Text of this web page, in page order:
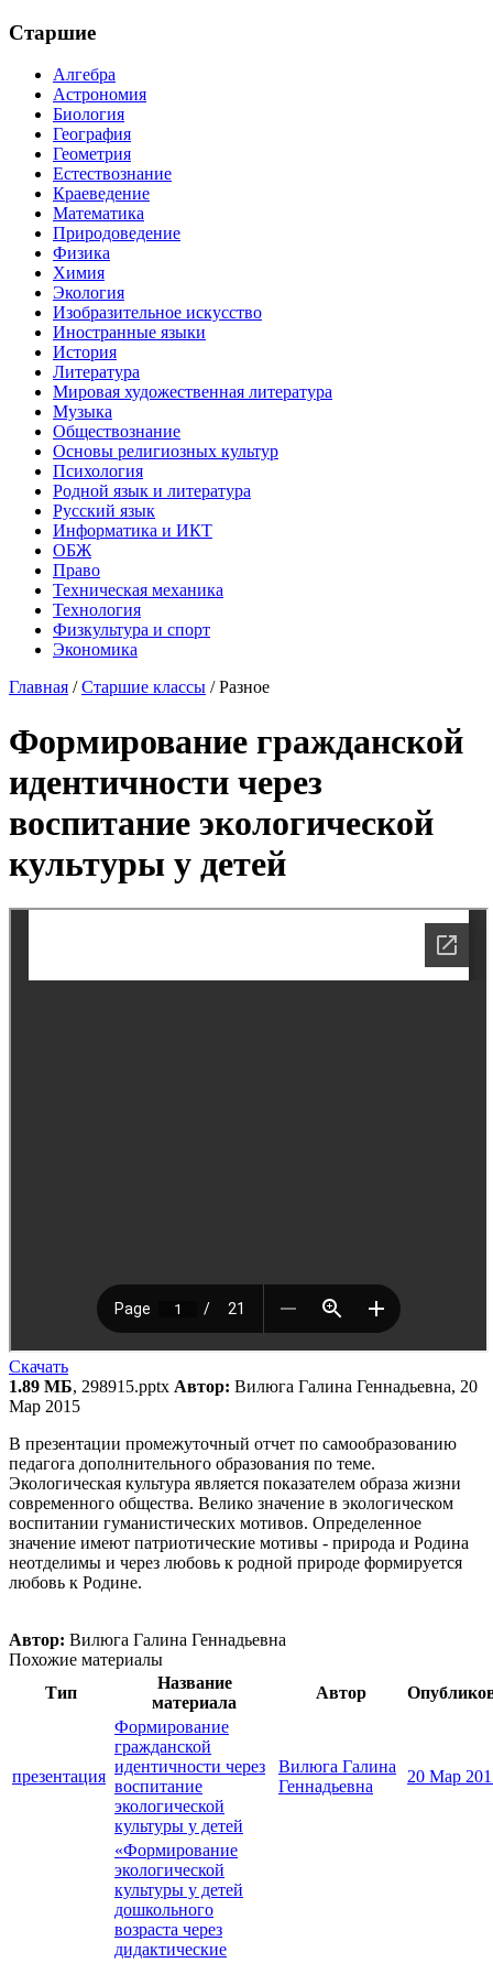
Старшие
Алгебра
Астрономия
Биология
География
Геометрия
Естествознание
Краеведение
Математика
Природоведение
Физика
Химия
Экология
Изобразительное искусство
Иностранные языки
История
Литература
Мировая художественная литература
Музыка
Обществознание
Основы религиозных культур
Психология
Родной язык и литература
Русский язык
Информатика и ИКТ
ОБЖ
Право
Техническая механика
Технология
Физкультура и спорт
Экономика
Главная /Старшие классы /Разное
Формирование гражданской
идентичности через
воспитание экологической
культуры у детей
Скачать
1.89 МБ, 298915.pptx Автор: Вилюга Галина Геннадьевна, 20
Мар 2015
В презентации промежуточный отчет по самообразованию
педагога дополнительного образования по теме.
Экологическая культура является показателем образа жизни
современного общества. Велико значение в экологическом
воспитании гуманистических мотивов. Определенное
значение имеют патриотические мотивы - природа и Родина
неотделимы и через любовь к родной природе формируется
любовь к Родине.
Автор: Вилюга Галина Геннадьевна
Похожие материалы
Тип
Название
материала
Автор
презентация
Формирование
гражданской
идентичности через
воспитание
экологической
культуры у детей
Вилюга Галина
Геннадьевна
20 Мар
«Формирование
экологической
культуры у детей
дошкольного
возраста через
дидактические